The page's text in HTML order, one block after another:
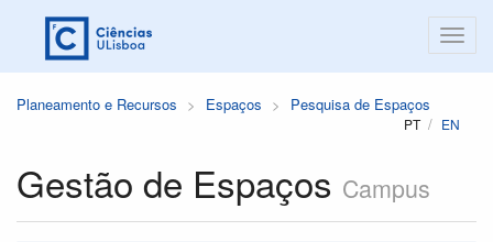
Planeamento e Recursos Espaços Pesquisa de Espaços
PT EN
Gestão de Espaços Campus